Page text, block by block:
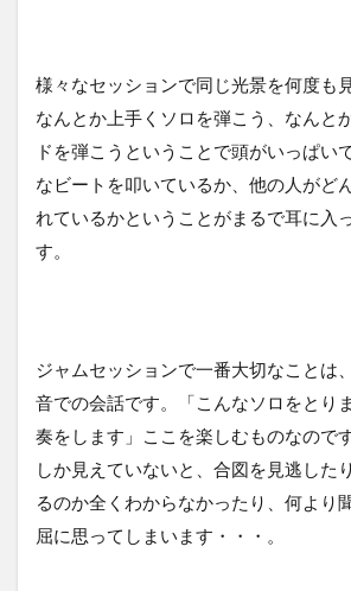
様々なセッションで同じ光景を何度も
なんとか上手くソロを弾こう、なんと
ドを弾こうということで頭がいっぱい
なビートを叩いているか、他の人がど
れているかということがまるで耳に入
す。
ジャムセッションで一番大切なことは
音での会話です。「こんなソロをとり
奏をします」ここを楽しむものなので
しか見えていないと、合図を見逃した
るのか全くわからなかったり、何より
屈に思ってしまいます・・・。